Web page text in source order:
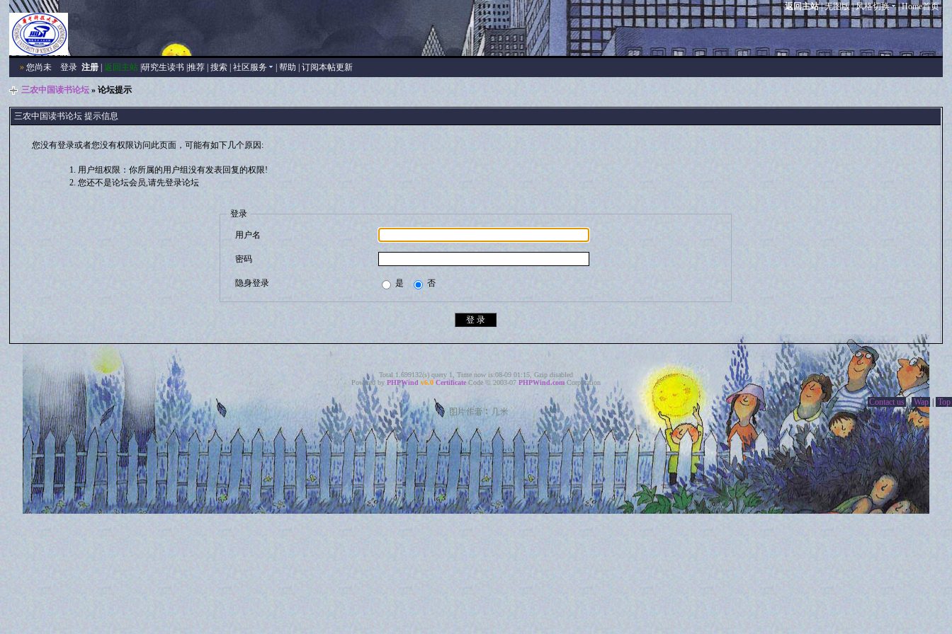
返回主站|无图版|风格切换 |Home首页
» 您尚未登录 注册 |返回主站 |研究生读书 |推荐 |搜索 |社区服务 |帮助 |订阅本帖更新
三农中国读书论坛 » 论坛提示
三农中国读书论坛 提示信息
您没有登录或者您没有权限访问此页面，可能有如下几个原因:
用户组权限：你所属的用户组没有发表回复的权限!
您还不是论坛会员,请先登录论坛
登录
用户名
密码
隐身登录 是 否
Total 1.699132(s) query 1, Time now is:08-09 01:15, Gzip disabled
Powered by PHPWind v6.0 Certificate Code © 2003-07 PHPWind.com Corporation
Contact us | Wap | Top